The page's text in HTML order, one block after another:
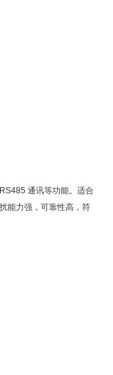
通讯等功能。适合
能力强，可靠性高，符